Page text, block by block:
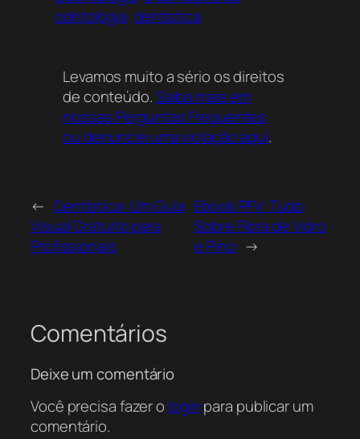
odntologia dentistica
Levamos muito a sério os direitos
de conteúdo.Saiba mais em
nossas Perguntas Frequentes
ou denuncie uma violação aqui.
← Dentística: Um Guia
Visual Gratuito para
Profissionais
Ebook PFV: Tudo
Sobre Fibra de Vidro
e Pino →
Comentários
Deixe um comentário
Você precisa fazer o loginpara publicar um
comentário.